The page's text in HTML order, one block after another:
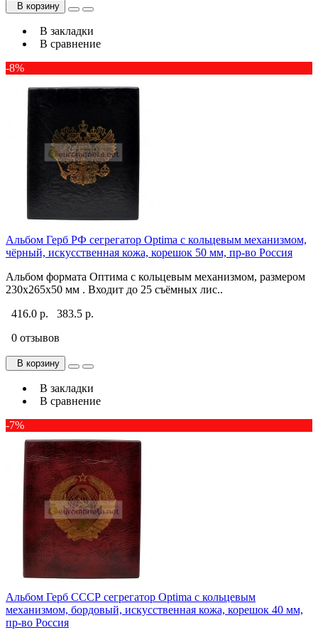
В корзину
В закладки
В сравнение
-8%
Альбом Герб РФ сегрегатор Optima с кольцевым механизмом,
чёрный, искусственная кожа, корешок 50 мм, пр-во Россия
Альбом формата Оптима с кольцевым механизмом, размером
230х265х50 мм . Входит до 25 съёмных лис..
416.0 р.
383.5 р.
0 отзывов
В корзину
В закладки
В сравнение
-7%
Альбом Герб СССР сегрегатор Optima с кольцевым
механизмом, бордовый, искусственная кожа, корешок 40 мм,
пр-во Россия